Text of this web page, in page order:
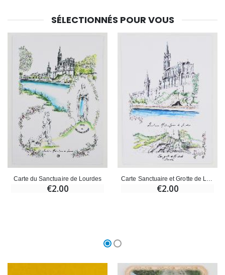
SÉLECTIONNÉS POUR VOUS
Carte du Sanctuaire de Lourdes
€2.00 €2.00